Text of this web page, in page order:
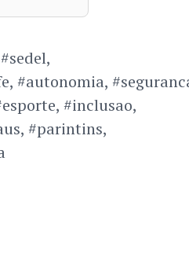
#autonomia,
#inclusao,
#parintins,